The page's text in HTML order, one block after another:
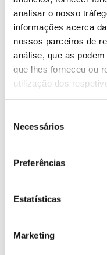
analisar o nosso
informações acerca
nossos parceiros de
análise, que as
que lhes forneceu ou
utilização dos
Necessários
Preferências
Estatísticas
Marketing
pillar of modern
high energy
flexible
driver of
But technology
create lasting
market knowledge.
difference
Lacerda ensures
coordination with
guaranteeing